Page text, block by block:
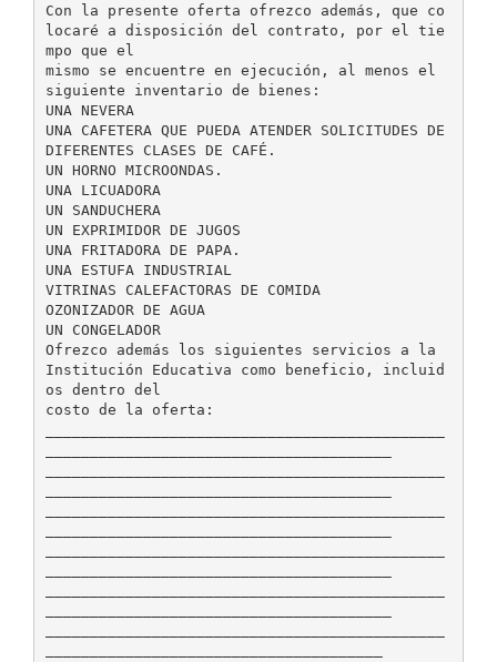
Con la presente oferta ofrezco además, que co
locaré a disposición del contrato, por el tie
mpo que el
mismo se encuentre en ejecución, al menos el
siguiente inventario de bienes:
UNA NEVERA
UNA CAFETERA QUE PUEDA ATENDER SOLICITUDES DE
DIFERENTES CLASES DE CAFÉ.
UN HORNO MICROONDAS.
UNA LICUADORA
UN SANDUCHERA
UN EXPRIMIDOR DE JUGOS
UNA FRITADORA DE PAPA.
UNA ESTUFA INDUSTRIAL
VITRINAS CALEFACTORAS DE COMIDA
OZONIZADOR DE AGUA
UN CONGELADOR
Ofrezco además los siguientes servicios a la
Institución Educativa como beneficio, incluid
os dentro del
costo de la oferta: